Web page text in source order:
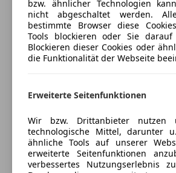
ABS
Abstandstempomat
Airbag hinten
Beifahrerairbag
Fahrerairbag
Isofix
Kopfairbag
LED-Scheinwerfer
LED-Tagfahrlicht
Porsche Inter Auto GmbH & Co KG
Sternebewertung 4 von 5
4Sterne
(50% Weiterempfehlungen)
Anbieter auf AutoScout24 seit 2021
Öffnet um 8:00
Hietzinger Kai 125,
1130 Wien, AT
bzw. ähnlicher Technologien
nicht abgeschaltet werden.
bestimmte Browser diese
Tools blockieren oder Sie darauf
Blockieren dieser Cookies oder
die Funktionalität der Webseite
Erweiterte Seitenfunktionen
Wir bzw. Drittanbieter nutzen
technologische Mittel, darunter
ähnliche Tools auf unserer
erweiterte Seitenfunktionen
verbessertes Nutzungserlebnis